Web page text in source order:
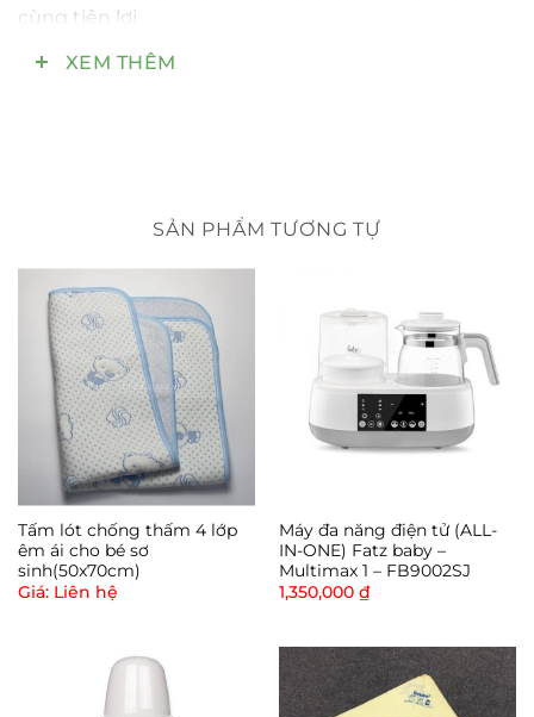
cùng tiện lợi
Công ty Angel Việt Nam sản xuất
XEM THÊM
SẢN PHẨM TƯƠNG TỰ
Tấm lót chống thấm 4 lớp
êm ái cho bé sơ
sinh(50x70cm)
Giá: Liên hệ
Máy đa năng điện tử (ALL-
IN-ONE) Fatz baby –
Multimax 1 – FB9002SJ
1,350,000 ₫